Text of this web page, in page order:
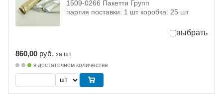
1509-0266 Пакетти Групп
партия поставки: 1 шт коробка: 25 шт
выбрать
860,00 руб. за шт
в достаточном количестве